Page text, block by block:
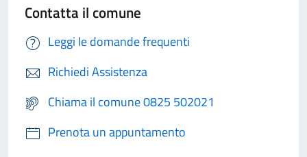
Contatta il comune
Leggi le domande frequenti
Richiedi Assistenza
Chiama il comune 0825 502021
Prenota un appuntamento